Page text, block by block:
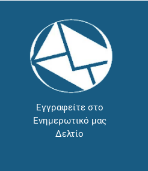
Εγγραφείτε στο
Ενημερωτικό μας
Δελτίο